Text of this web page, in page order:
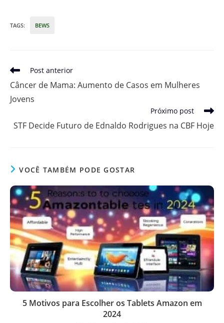
TAGS: BEWS
Leia
mais
artigos
Post anterior
Câncer de Mama: Aumento de Casos em Mulheres
Jovens
Próximo post
STF Decide Futuro de Ednaldo Rodrigues na CBF Hoje
VOCÊ TAMBÉM PODE GOSTAR
5 Motivos para Escolher os Tablets Amazon em
2024